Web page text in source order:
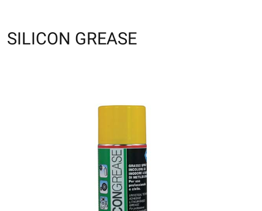
SILICON GREASE